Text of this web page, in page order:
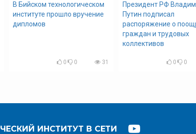
В Бийском технологическом
институте прошло вручение
дипломов
0 0 31
Президент РФ
Путин подписал
распоряжение о
граждан и трудовых
коллективов
0 0
ИНСТИТУТ В СЕТИ